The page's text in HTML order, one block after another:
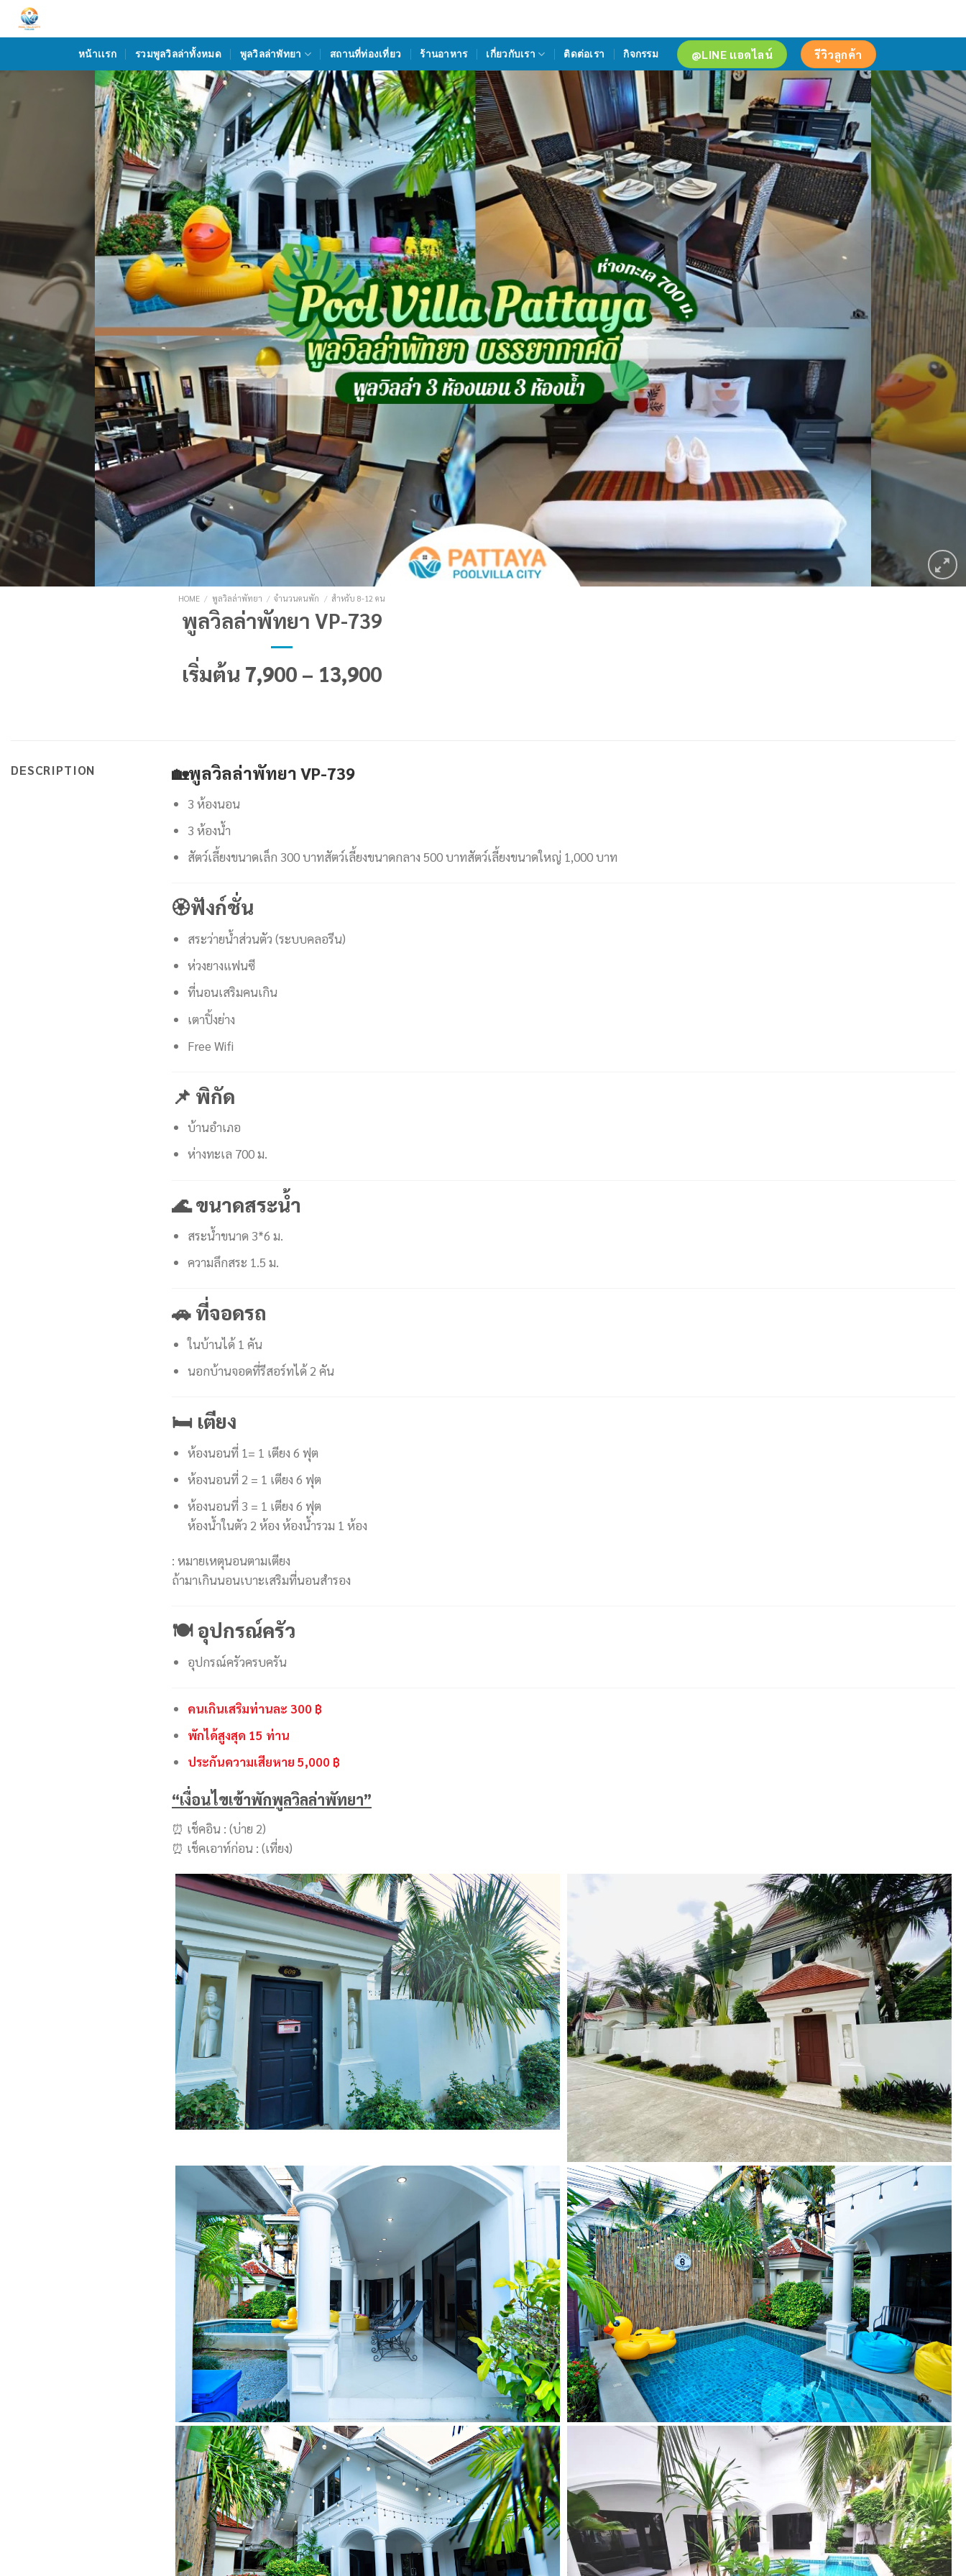
หน้าเเรก รวมพูลวิลล่าทั้งหมด พูลวิลล่าพัทยา สถานที่ท่องเที่ยว ร้านอาหาร เกี่ยวกับเรา ติดต่อเรา กิจกรรม @LINE แอดไลน์ รีวิวลูกค้า
HOME / พูลวิลล่าพัทยา / จำนวนคนพัก / สำหรับ 8-12 คน
พูลวิลล่าพัทยา VP-739
เริ่มต้น 7,900 – 13,900
DESCRIPTION 🏡พูลวิลล่าพัทยา VP-739
3 ห้องนอน
3 ห้องน้ำ
สัตว์เลี้ยงขนาดเล็ก 300 บาทสัตว์เลี้ยงขนาดกลาง 500 บาทสัตว์เลี้ยงขนาดใหญ่ 1,000 บาท
🏵ฟังก์ชั่น
สระว่ายน้ำส่วนตัว (ระบบคลอรีน)
ห่วงยางแฟนซี
ที่นอนเสริมคนเกิน
เตาปิ้งย่าง
Free Wifi
📌 พิกัด
บ้านอำเภอ
ห่างทะเล 700 ม.
🌊 ขนาดสระน้ำ
สระน้ำขนาด 3*6 ม.
ความลึกสระ 1.5 ม.
🚗 ที่จอดรถ
ในบ้านได้ 1 คัน
นอกบ้านจอดที่รีสอร์ทได้ 2 คัน
🛏 เตียง
ห้องนอนที่ 1= 1 เตียง 6 ฟุต
ห้องนอนที่ 2 = 1 เตียง 6 ฟุต
ห้องนอนที่ 3 = 1 เตียง 6 ฟุต
ห้องน้ำในตัว 2 ห้อง ห้องน้ำรวม 1 ห้อง
: หมายเหตุนอนตามเตียง
ถ้ามาเกินนอนเบาะเสริมที่นอนสำรอง
🍽 อุปกรณ์ครัว
อุปกรณ์ครัวครบครัน
คนเกินเสริมท่านละ 300 ฿
พักได้สูงสุด 15 ท่าน
ประกันความเสียหาย 5,000 ฿
“เงื่อนไขเข้าพักพูลวิลล่าพัทยา”
⏰ เช็คอิน : (บ่าย 2)
⏰ เช็คเอาท์ก่อน : (เที่ยง)